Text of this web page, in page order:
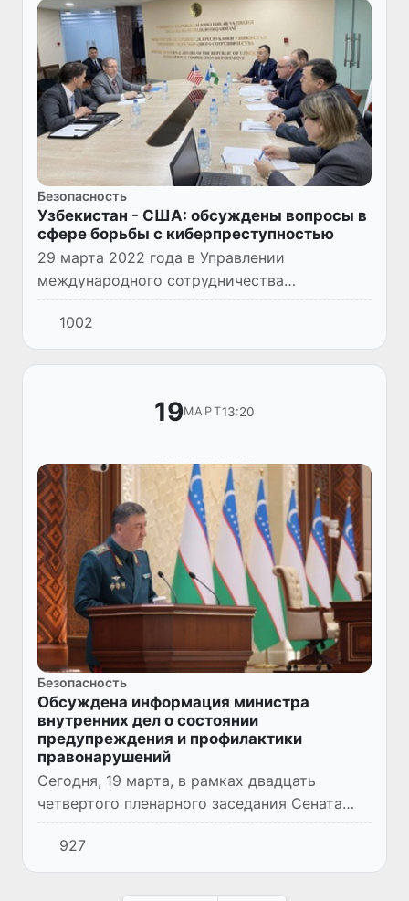
Безопасность
Узбекистан - США: обсуждены вопросы в
сфере борьбы с киберпреступностью
29 марта 2022 года в Управлении
международного сотрудничества
Министерства внутренних дел Республики
Узбекистан совместно с представителями
Центра кибербезопасности и Академии
Мини...
1002
19МАРТ13:20
Безопасность
Обсуждена информация министра
внутренних дел о состоянии
предупреждения и профилактики
правонарушений
Сегодня, 19 марта, в рамках двадцать
четвертого пленарного заседания Сената
заслушана информация министра
внутренних дел Республики Узбекистан о
состоянии предупреждения и профилак...
927